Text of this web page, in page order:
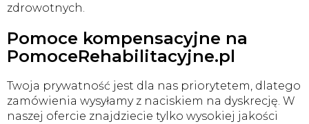
zdrowotnych.
Pomoce kompensacyjne na
PomoceRehabilitacyjne.pl
Twoja prywatność jest dla nas priorytetem, dlatego
zamówienia wysyłamy z naciskiem na dyskrecję. W
naszej ofercie znajdziecie tylko wysokiej jakości